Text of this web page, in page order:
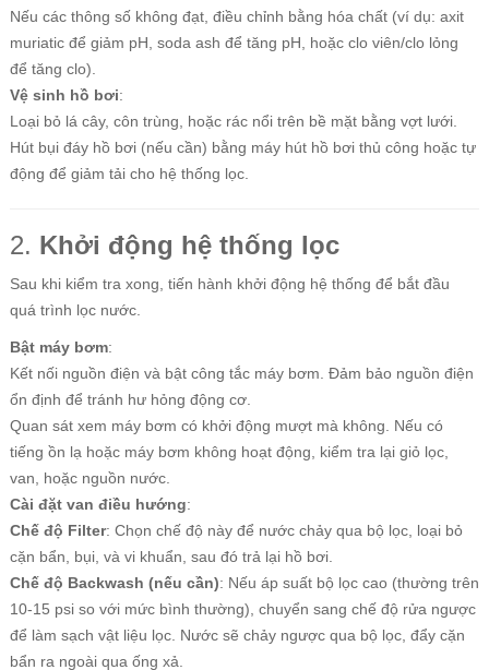
Nếu các thông số không đạt, điều chỉnh bằng hóa chất (ví dụ: axit
muriatic để giảm pH, soda ash để tăng pH, hoặc clo viên/clo lỏng
để tăng clo).
Vệ sinh hồ bơi:
Loại bỏ lá cây, côn trùng, hoặc rác nổi trên bề mặt bằng vợt lưới.
Hút bụi đáy hồ bơi (nếu cần) bằng máy hút hồ bơi thủ công hoặc tự
động để giảm tải cho hệ thống lọc.
2. Khởi động hệ thống lọc
Sau khi kiểm tra xong, tiến hành khởi động hệ thống để bắt đầu
quá trình lọc nước.
Bật máy bơm:
Kết nối nguồn điện và bật công tắc máy bơm. Đảm bảo nguồn điện
ổn định để tránh hư hỏng động cơ.
Quan sát xem máy bơm có khởi động mượt mà không. Nếu có
tiếng ồn lạ hoặc máy bơm không hoạt động, kiểm tra lại giỏ lọc,
van, hoặc nguồn nước.
Cài đặt van điều hướng:
Chế độ Filter: Chọn chế độ này để nước chảy qua bộ lọc, loại bỏ
cặn bẩn, bụi, và vi khuẩn, sau đó trả lại hồ bơi.
Chế độ Backwash (nếu cần): Nếu áp suất bộ lọc cao (thường trên
10-15 psi so với mức bình thường), chuyển sang chế độ rửa ngược
để làm sạch vật liệu lọc. Nước sẽ chảy ngược qua bộ lọc, đẩy cặn
bẩn ra ngoài qua ống xả.